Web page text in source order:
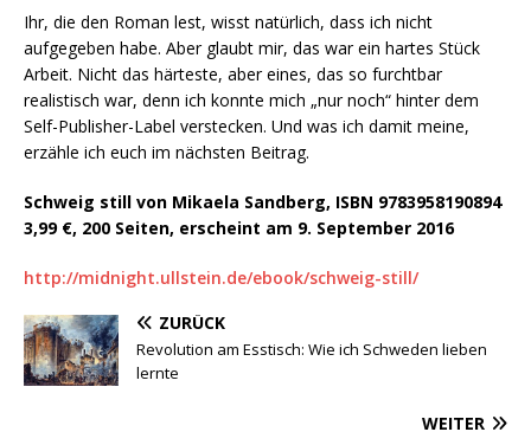
Ihr, die den Roman lest, wisst natürlich, dass ich nicht
aufgegeben habe. Aber glaubt mir, das war ein hartes Stück
Arbeit. Nicht das härteste, aber eines, das so furchtbar
realistisch war, denn ich konnte mich „nur noch“ hinter dem
Self-Publisher-Label verstecken. Und was ich damit meine,
erzähle ich euch im nächsten Beitrag.
Schweig still von Mikaela Sandberg, ISBN 9783958190894
3,99 €, 200 Seiten, erscheint am 9. September 2016
http://midnight.ullstein.de/ebook/schweig-still/
ZURÜCK
Revolution am Esstisch: Wie ich Schweden lieben
lernte
WEITER